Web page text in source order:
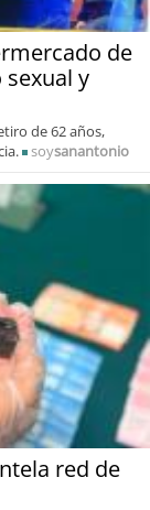
de
y
de 62 años,
soysanantonio
red de